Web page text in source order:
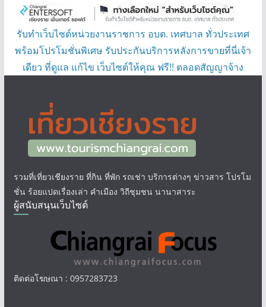
รับทำเว็บไซต์หน่วยงานราชการ อบต. เทศบาล ทั่วประเทศ
พร้อมโปรโมชั่นพิเศษ รับประกันบริการหลังการขายที่นี่เจ้า
เดียว ที่ดูแล แก้ไข เว็บไซต์ให้คุณ ฟรี!! ตลอดสัญญาจ้าง
รวมที่เที่ยวเชียงราย ที่กิน ที่พัก รถเช่า บริการต่างๆ ข่าวสาร โปรโม
ชั่น ร้อยแปดเรื่องเล่า คำเมือง วิถีชุมชน นานาสาระ
ผู้สนับสนุนเว็บไซต์
ติดต่อโฆษณา : 0957283723